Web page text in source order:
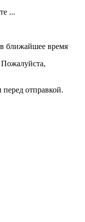
...
ближайшее время
Пожалуйста,
отправкой.